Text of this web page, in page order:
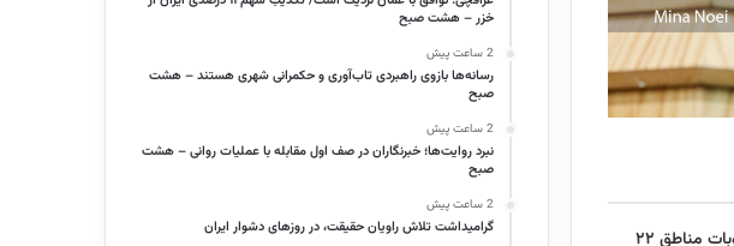
اجرای ۸۵ درصد مصوبات مناطق ۲۲
خزر – هشت صبح
2 ساعت پیش
رسانه‌ها بازوی راهبردی تاب‌آوری و حکمرانی شهری هستند – هشت
صبح
2 ساعت پیش
نبرد روایت‌ها؛ خبرنگاران در صف اول مقابله با عملیات روانی – هشت
صبح
2 ساعت پیش
گرامیداشت تلاش راویان حقیقت، در روزهای دشوار ایران